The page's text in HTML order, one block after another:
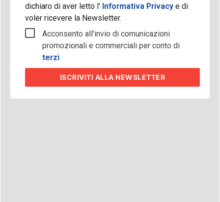
dichiaro di aver letto l'Informativa Privacy e di
voler ricevere la Newsletter.
Acconsento all'invio di comunicazioni
promozionali e commerciali per conto di
terzi.
ISCRIVITI ALLA NEWSLETTER